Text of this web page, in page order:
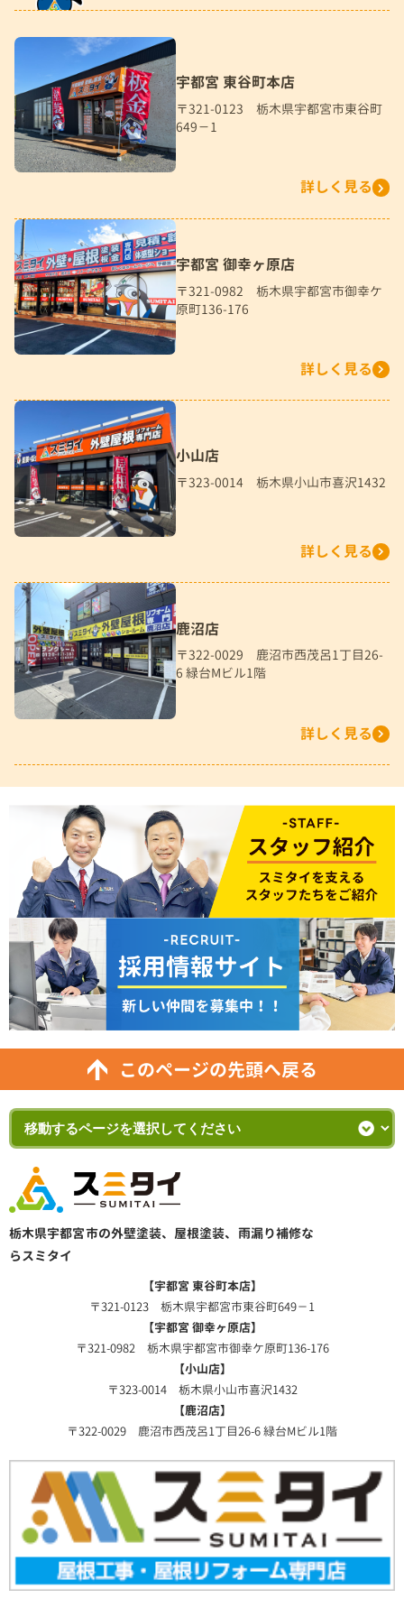
宇都宮 東谷町本店
〒321-0123 栃木県宇都宮市東谷町
649－1
詳しく見る
宇都宮 御幸ヶ原店
〒321-0982 栃木県宇都宮市御幸ケ
原町136-176
詳しく見る
小山店
〒323-0014 栃木県小山市喜沢1432
詳しく見る
鹿沼店
〒322-0029 鹿沼市西茂呂1丁目26-
6 緑台Mビル1階
詳しく見る
このページの先頭へ戻る
栃木県宇都宮市の外壁塗装、屋根塗装、雨漏り補修な
らスミタイ
【宇都宮 東谷町本店】
〒321-0123 栃木県宇都宮市東谷町649－1
【宇都宮 御幸ヶ原店】
〒321-0982 栃木県宇都宮市御幸ケ原町136-176
【小山店】
〒323-0014 栃木県小山市喜沢1432
【鹿沼店】
〒322-0029 鹿沼市西茂呂1丁目26-6 緑台Mビル1階